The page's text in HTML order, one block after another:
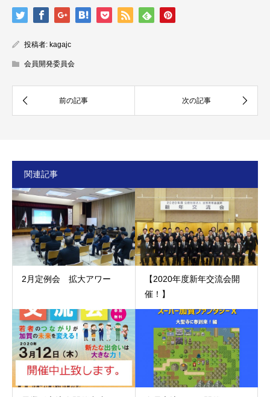
投稿者: kagajc
会員開発委員会
関連記事
2月定例会 拡大アワー
【2020年度新年交流会開
催！】